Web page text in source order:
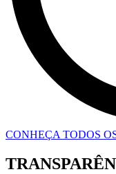
CONHEÇA TODOS